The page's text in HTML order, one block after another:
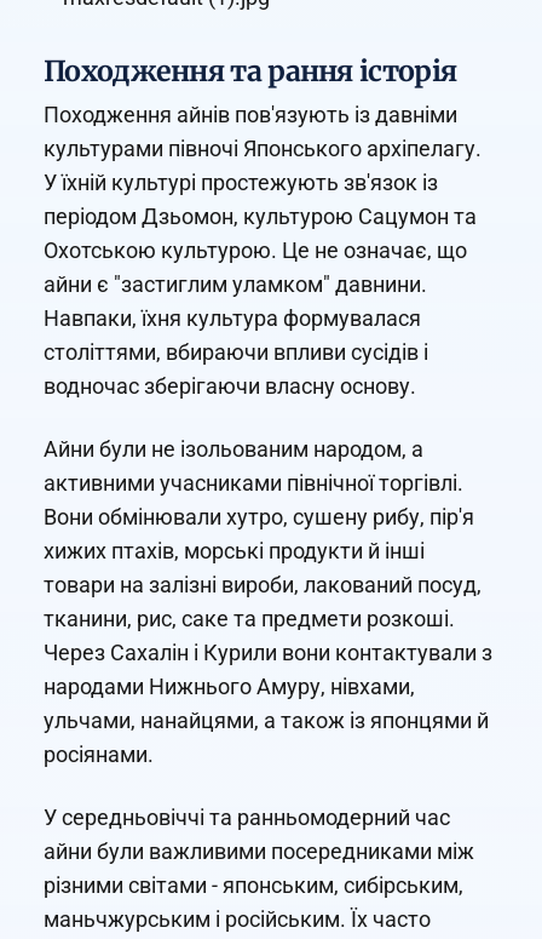
Походження та рання історія
Походження айнів пов'язують із давніми
культурами півночі Японського архіпелагу.
У їхній культурі простежують зв'язок із
періодом Дзьомон, культурою Сацумон та
Охотською культурою. Це не означає, що
айни є "застиглим уламком" давнини.
Навпаки, їхня культура формувалася
століттями, вбираючи впливи сусідів і
водночас зберігаючи власну основу.
Айни були не ізольованим народом, а
активними учасниками північної торгівлі.
Вони обмінювали хутро, сушену рибу, пір'я
хижих птахів, морські продукти й інші
товари на залізні вироби, лакований посуд,
тканини, рис, саке та предмети розкоші.
Через Сахалін і Курили вони контактували з
народами Нижнього Амуру, нівхами,
ульчами, нанайцями, а також із японцями й
росіянами.
У середньовіччі та ранньомодерний час
айни були важливими посередниками між
різними світами - японським, сибірським,
маньчжурським і російським. Їх часто